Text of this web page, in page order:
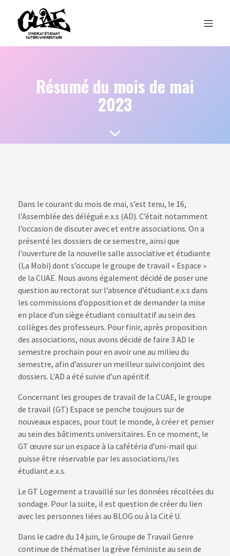
Résumé du mois de mai
2023
Dans le courant du mois de mai, s’est tenu, le 16,
l’Assemblée des délégué.e.x.s (AD). C’était notamment
l’occasion de discuter avec et entre associations. On a
présenté les dossiers de ce semestre, ainsi que
l’ouverture de la nouvelle salle associative et étudiante
(La Mobi) dont s’occupe le groupe de travail « Espace »
de la CUAE. Nous avons également décidé de poser une
question au rectorat sur l’absence d’étudiant.e.x.s dans
les commissions d’opposition et de demander la mise
en place d’un siège étudiant consultatif au sein des
collèges des professeurs. Pour finir, après proposition
des associations, nous avons décidé de faire 3 AD le
semestre prochain pour en avoir une au milieu du
semestre, afin d’assurer un meilleur suivi conjoint des
dossiers. L’AD a été suivie d’un apéritif.
Concernant les groupes de travail de la CUAE, le groupe
de travail (GT) Espace se penche toujours sur de
nouveaux espaces, pour tout le monde, à créer et penser
au sein des bâtiments universitaires. En ce moment, le
GT œuvre sur un espace à la cafétéria d’uni-mail qui
puisse être réservable par les associations/les
étudiant.e.x.s.
Le GT Logement a travaillé sur les données récoltées du
sondage. Pour la suite, il est question de créer du lien
avec les personnes liées au BLOG ou à la Cité U.
Dans le cadre du 14 juin, le Groupe de Travail Genre
continue de thématiser la grève féministe au sein de